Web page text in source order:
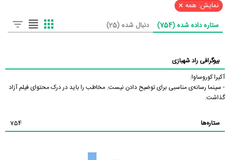
نمایش: همه ×
ستاره داده شده (754) دنبال شده (25)
بیوگرافی راد شهبازی
آکیرا کوروساوا:
- سینما رسانه‌ی مناسبی برای توضیح دادن نیست. مخاطب را باید در درک محتوای فیلم آزاد
گذاشت.
ستاره‌ها 754